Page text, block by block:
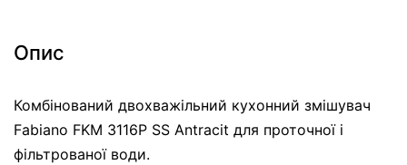
Опис
Комбінований двохважільний кухонний змішувач
Fabiano FKM 3116P SS Antracit для проточної і
фільтрованої води.